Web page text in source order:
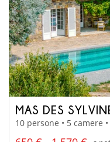
MAS DES
10 persone • 5 camere